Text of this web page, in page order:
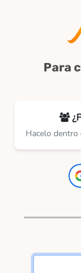
Para
Hacelo dentro